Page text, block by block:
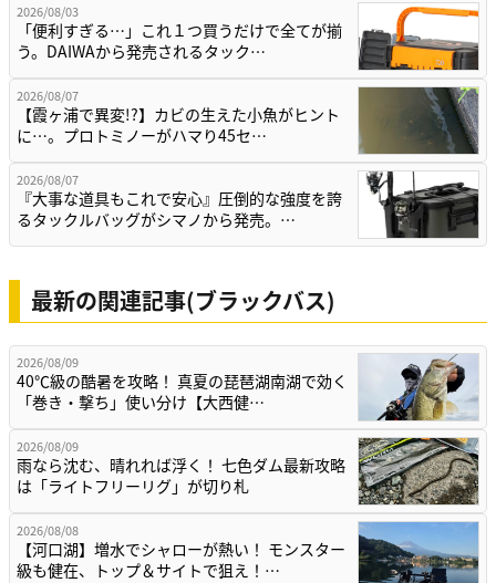
2026/08/03
「便利すぎる…」これ１つ買うだけで全てが揃
う。DAIWAから発売されるタック…
2026/08/07
【霞ヶ浦で異変!?】カビの生えた小魚がヒント
に…。プロトミノーがハマり45セ…
2026/08/07
『大事な道具もこれで安心』圧倒的な強度を誇
るタックルバッグがシマノから発売。…
最新の関連記事(ブラックバス)
2026/08/09
40℃級の酷暑を攻略！ 真夏の琵琶湖南湖で効く
「巻き・撃ち」使い分け【大西健…
2026/08/09
雨なら沈む、晴れれば浮く！ 七色ダム最新攻略
は「ライトフリーリグ」が切り札
2026/08/08
【河口湖】増水でシャローが熱い！ モンスター
級も健在、トップ＆サイトで狙え！…